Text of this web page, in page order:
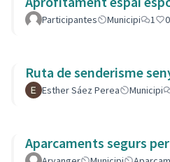
Participantes Municipi 1 0
Ruta de senderisme
Esther Sáez Perea Municipi
Aparcaments segurs